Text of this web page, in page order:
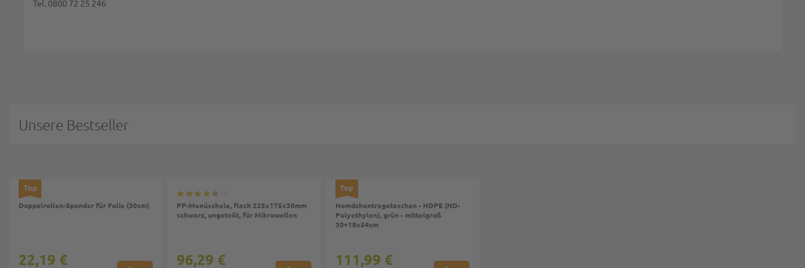
Tel. 0800 72 25 246
Unsere Bestseller
Top
Doppelrollen-Spender für Folie (30cm)
22,19 €
PP-Menüschale, flach 225x175x30mm
schwarz, ungeteilt, für Mikrowellen
96,29 €
Top
Hemdchentragetaschen - HDPE (ND-
Polyethylen), grün - mittelgroß
30+18x54cm
111,99 €